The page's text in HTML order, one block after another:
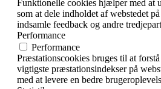
Funktionelle cookies hjælper med at
som at dele indholdet af webstedet
indsamle feedback og andre
Performance
Performance
Præstationscookies bruges til at
vigtigste præstationsindekser på
med at levere en bedre